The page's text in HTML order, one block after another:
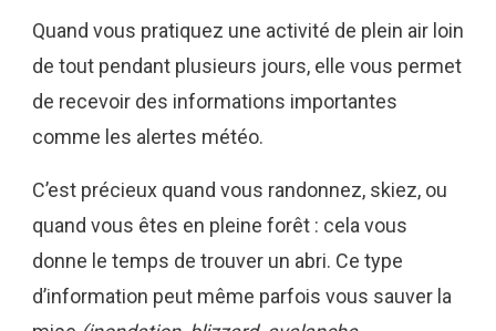
Quand vous pratiquez une activité de plein air loin
de tout pendant plusieurs jours, elle vous permet
de recevoir des informations importantes
comme les alertes météo.
C’est précieux quand vous randonnez, skiez, ou
quand vous êtes en pleine forêt : cela vous
donne le temps de trouver un abri. Ce type
d’information peut même parfois vous sauver la